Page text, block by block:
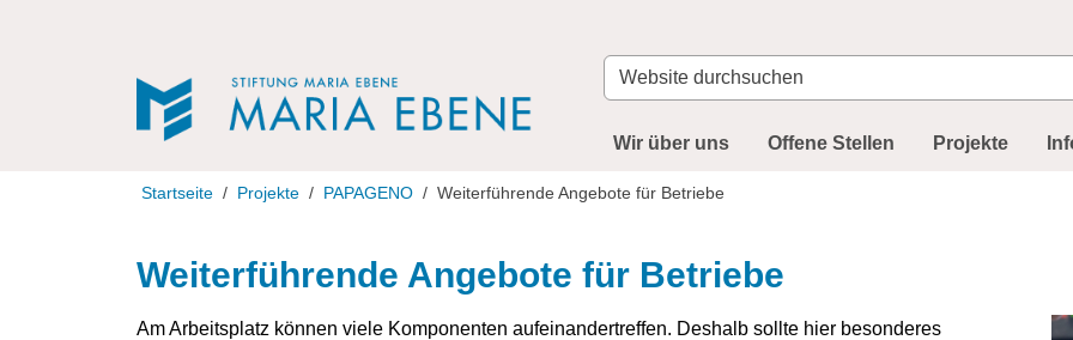
Website
durchsuchen
Wir über uns Offene Stellen Projekte
Startseite Projekte PAPAGENO Weiterführende Angebote für Betriebe
Weiterführende Angebote für Betriebe
Am Arbeitsplatz können viele Komponenten aufeinandertreffen. Deshalb sollte hier besonderes